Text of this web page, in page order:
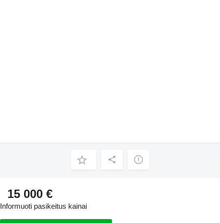
15 000 €
Informuoti pasikeitus kainai